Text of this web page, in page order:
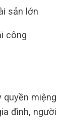
sản lớn
công
quyền miệng
đình, người